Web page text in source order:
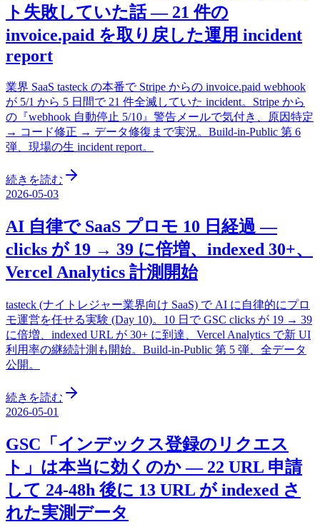
ト失敗していた話 — 21 件の
invoice.paid を取り戻した運用 incident
report
業界 SaaS tasteck の本番で Stripe からの invoice.paid webhook
が 5/1 から 5 日間で 21 件全滅していた incident。Stripe から
の『webhook 自動停止 5/10』警告メールで気付き、原因特定
→ コード修正 → データ修復まで実況。Build-in-Public 第 6
弾、現場の生 incident report。
続きを読む
2026-05-03
AI 自律で SaaS プロモ 10 日経過 —
clicks が 19 → 39 に倍増、indexed 30+、
Vercel Analytics 計測開始
tasteck (ナイトレジャー業界向け SaaS) で AI に自律的にプロ
モ運営を任せる実験 (Day 10)。10 日で GSC clicks が 19 → 39
に倍増、indexed URL が 30+ に到達、Vercel Analytics で新 UI
利用率の継続計測も開始。Build-in-Public 第 5 弾、全データ
公開。
続きを読む
2026-05-01
GSC「インデックス登録のリクエス
ト」は本当に効くのか — 22 URL 申請
して 24-48h 後に 13 URL が indexed さ
れた実測データ